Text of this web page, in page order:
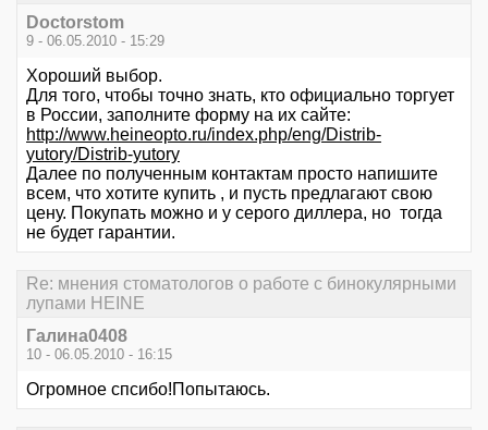
Doctorstom
9 - 06.05.2010 - 15:29
Хороший выбор.
Для того, чтобы точно знать, кто официально торгует
в России, заполните форму на их сайте:
http://www.heineopto.ru/index.php/eng/Distrib-
yutory/Distrib-yutory
Далее по полученным контактам просто напишите
всем, что хотите купить , и пусть предлагают свою
цену. Покупать можно и у серого диллера, но тогда
не будет гарантии.
Re: мнения стоматологов о работе с бинокулярными
лупами HEINE
Галина0408
10 - 06.05.2010 - 16:15
Огромное спсибо!Попытаюсь.